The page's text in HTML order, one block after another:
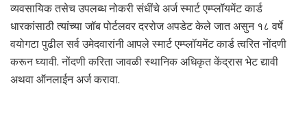
व्यवसायिक तसेच उपलब्ध नोकरी संधींचे अर्ज स्मार्ट एम्प्लॉयमेंट कार्ड
धारकांसाठी त्यांच्या जॉब पोर्टलवर दररोज अपडेट केले जात असुन १८ वर्षे
वयोगटा पुढील सर्व उमेदवारांनी आपले स्मार्ट एम्प्लॉयमेंट कार्ड त्वरित नोंदणी
करून घ्यावी. नोंदणी करिता जावळी स्थानिक अधिकृत केंद्रास भेट द्यावी
अथवा ऑनलाईन अर्ज करावा.